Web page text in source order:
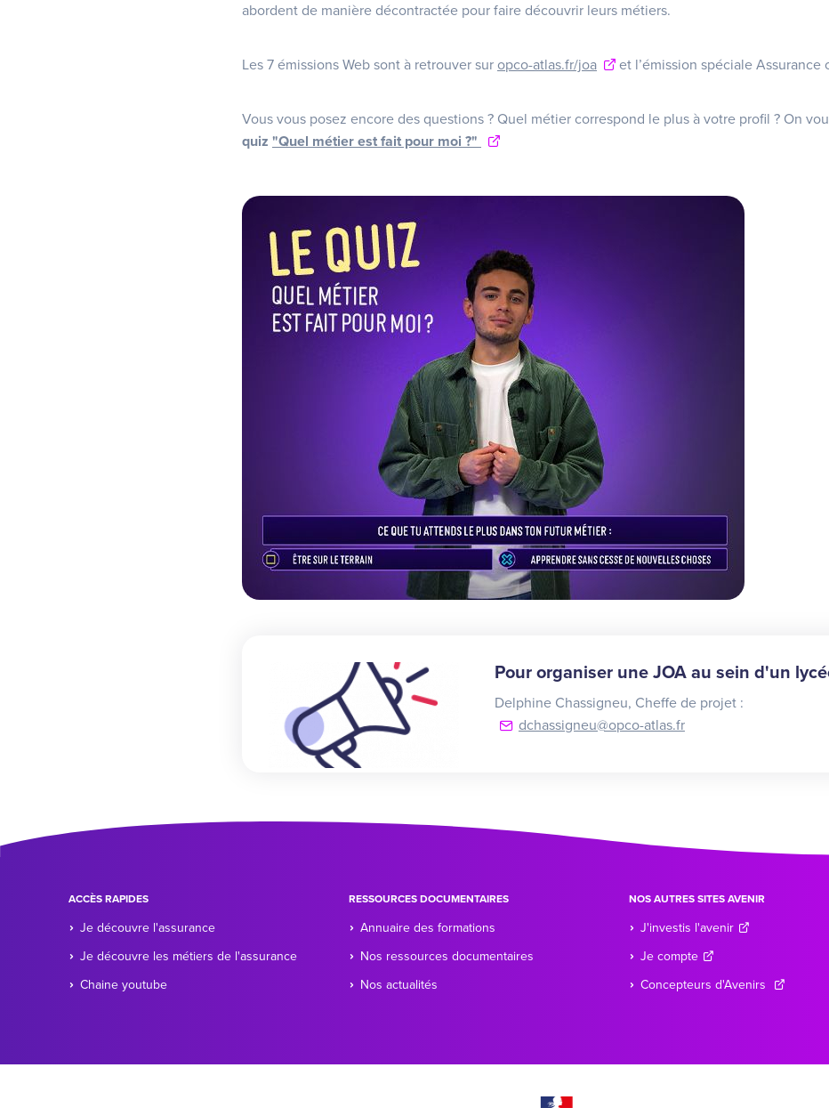
abordent de manière décontractée pour faire découvrir leurs métiers.
Les 7 émissions Web sont à retrouver sur opco-atlas.fr/joa et l’émission spéciale Assurance
Vous vous posez encore des questions ? Quel métier correspond le plus à votre profil ? On
quiz "Quel métier est fait pour moi ?"
Pour organiser une JOA au sein d'un
Delphine Chassigneu, Cheffe de projet :
dchassigneu@opco-atlas.fr
ACCÈS RAPIDES
Je découvre l'assurance
Je découvre les métiers de l'assurance
Chaine youtube
RESSOURCES DOCUMENTAIRES
Annuaire des formations
Nos ressources documentaires
Nos actualités
NOS AUTRES SITES AVENIR
J'investis l'avenir
Je compte
Concepteurs d'Avenirs